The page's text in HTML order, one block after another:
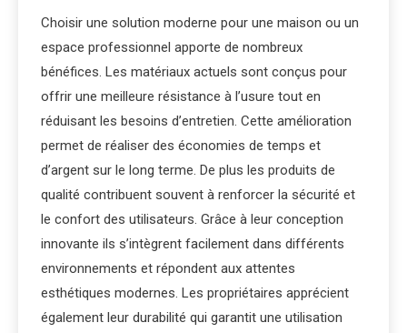
Choisir une solution moderne pour une maison ou un
espace professionnel apporte de nombreux
bénéfices. Les matériaux actuels sont conçus pour
offrir une meilleure résistance à l’usure tout en
réduisant les besoins d’entretien. Cette amélioration
permet de réaliser des économies de temps et
d’argent sur le long terme. De plus les produits de
qualité contribuent souvent à renforcer la sécurité et
le confort des utilisateurs. Grâce à leur conception
innovante ils s’intègrent facilement dans différents
environnements et répondent aux attentes
esthétiques modernes. Les propriétaires apprécient
également leur durabilité qui garantit une utilisation